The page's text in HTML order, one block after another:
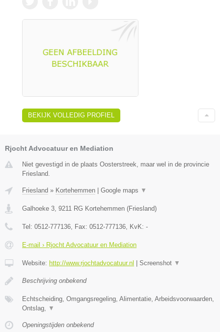
BEKIJK VOLLEDIG PROFIEL
Rjocht Advocatuur en Mediation
Niet gevestigd in de plaats Oosterstreek, maar wel in de provincie
Friesland.
Friesland » Kortehemmen Google maps ▼
Galhoeke 3, 9211 RG Kortehemmen (Friesland)
Tel: 0512-777136, Fax: 0512-777136, KvK: -
E-mail › Rjocht Advocatuur en Mediation
Website: http://www.rjochtadvocatuur.nl Screenshot ▼
Beschrijving onbekend
Echtscheiding, Omgangsregeling, Alimentatie, Arbeidsvoorwaarden,
Ontslag, ▼
Openingstijden onbekend